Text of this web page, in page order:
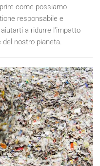
come possiamo
responsabile e
a ridurre l'impatto
nostro pianeta.